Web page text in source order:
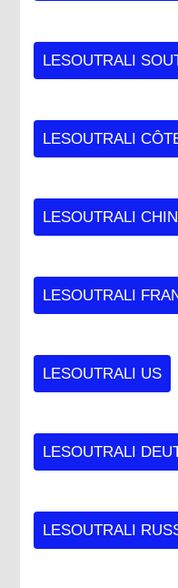
LESOUTRALI
LESOUTRALI
LESOUTRALI
LESOUTRALI
LESOUTRALI US
LESOUTRALI
LESOUTRALI